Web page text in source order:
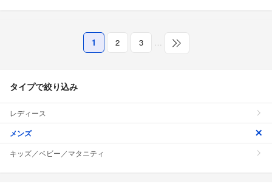
1 2 3 …
タイプで絞り込み
レディース
メンズ
キッズ／ベビー／マタニティ